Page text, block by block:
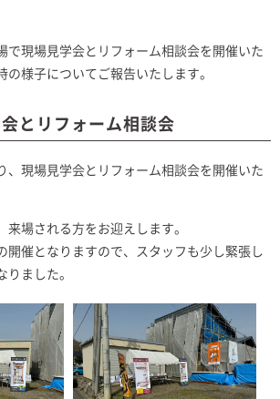
で現場見学会とリフォーム相談会を開催いた
の様子についてご報告いたします。
とリフォーム相談会
、現場見学会とリフォーム相談会を開催いた
来場される方をお迎えします。
開催となりますので、スタッフも少し緊張し
りました。